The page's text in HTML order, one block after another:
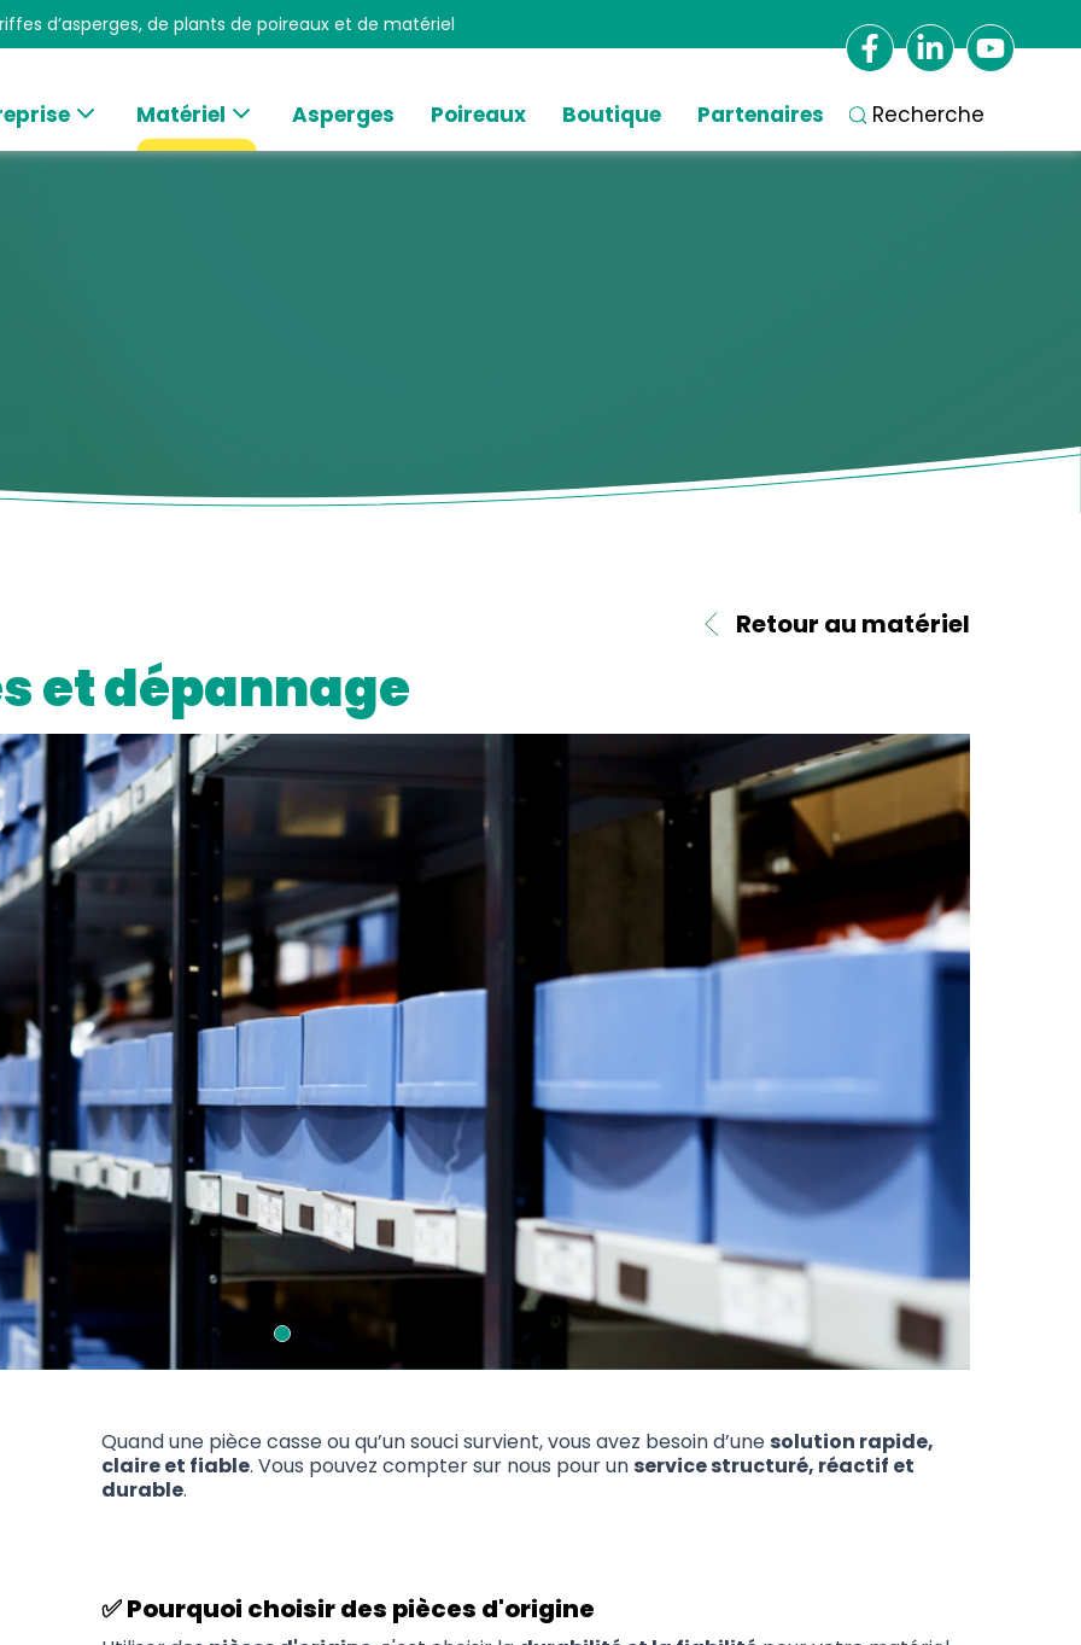
d’asperges, de plants de poireaux et de matériel
Matériel Asperges Poireaux Boutique Partenaires Recherche
et dépannage
Retour au matériel
Quand une pièce casse ou qu’un souci survient, vous avez besoin d’une solution rapide,
claire et fiable. Vous pouvez compter sur nous pour un service structuré, réactif et
durable.
✅ Pourquoi choisir des pièces d'origine